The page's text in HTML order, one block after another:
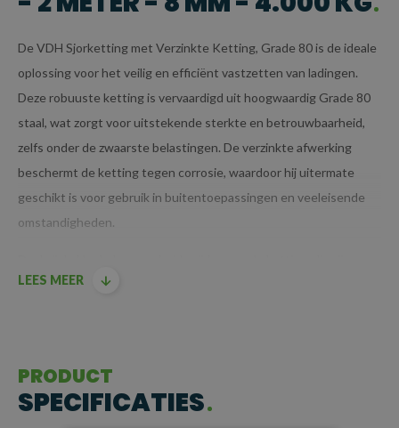
De VDH Sjorketting met Verzinkte Ketting, Grade 80 is de ideale
oplossing voor het veilig en efficiënt vastzetten van ladingen.
Deze robuuste ketting is vervaardigd uit hoogwaardig Grade 80
staal, wat zorgt voor uitstekende sterkte en betrouwbaarheid,
zelfs onder de zwaarste belastingen. De verzinkte afwerking
beschermt de ketting tegen corrosie, waardoor hij uitermate
geschikt is voor gebruik in buitentoepassingen en veeleisende
omstandigheden.
voorzien van een stevige gesmede klep, kunnen ladingen
veilige verbinding tussen de ketting en de lading.
LEES MEER
PRODUCT
SPECIFICATIES